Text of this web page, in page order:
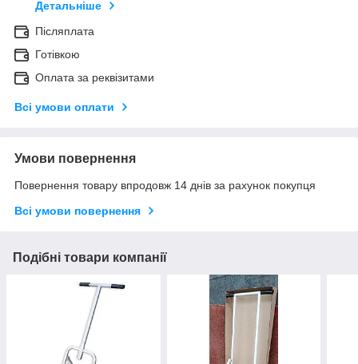
Детальніше
Післяплата
Готівкою
Оплата за реквізитами
Всі умови оплати
Умови повернення
Повернення товару впродовж 14 днів за рахунок покупця
Всі умови повернення
Подібні товари компанії